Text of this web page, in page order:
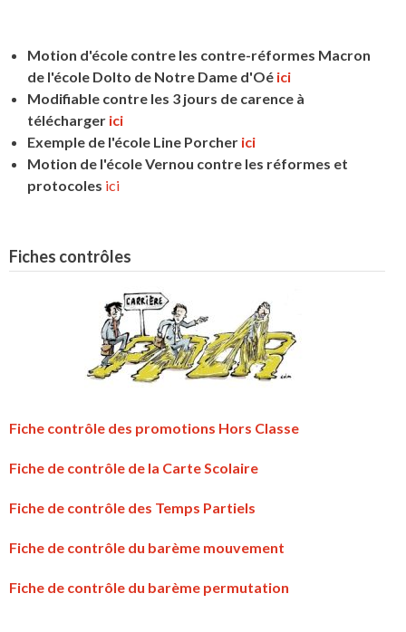
Motion d'école contre les contre-réformes Macron
de l'école Dolto de Notre Dame d'Oé ici
Modifiable contre les 3 jours de carence à
télécharger ici
Exemple de l'école Line Porcher ici
Motion de l'école Vernou contre les réformes et
protocoles ici
Fiches contrôles
Fiche contrôle des promotions Hors Classe
Fiche de contrôle de la Carte Scolaire
Fiche de contrôle des Temps Partiels
Fiche de contrôle du barème mouvement
Fiche de contrôle du barème permutation